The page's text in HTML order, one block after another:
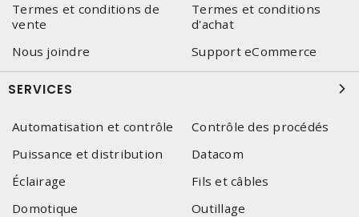
Termes et conditions de
vente
Termes et conditions
d'achat
Nous joindre
Support eCommerce
SERVICES
Automatisation et contrôle
Contrôle des procédés
Puissance et distribution
Datacom
Éclairage
Fils et câbles
Domotique
Outillage